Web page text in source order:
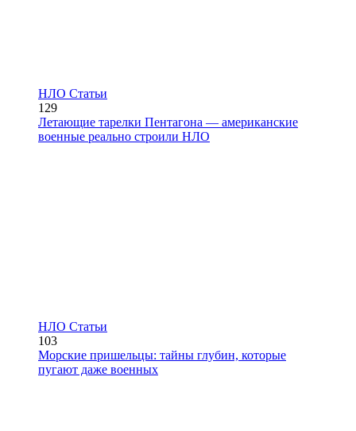
НЛО Статьи
129
Летающие тарелки Пентагона — американские
военные реально строили НЛО
НЛО Статьи
103
Морские пришельцы: тайны глубин, которые
пугают даже военных